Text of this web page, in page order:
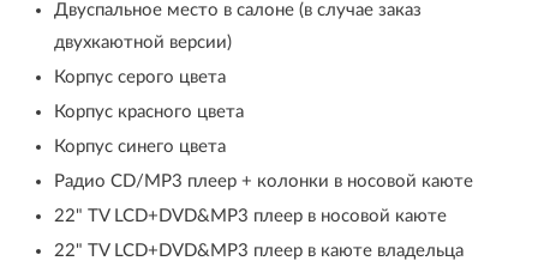
Двуспальное место в салоне (в случае заказ
двухкаютной версии)
Корпус серого цвета
Корпус красного цвета
Корпус синего цвета
Радио CD/MP3 плеер + колонки в носовой каюте
22" TV LCD+DVD&MP3 плеер в носовой каюте
22" TV LCD+DVD&MP3 плеер в каюте владельца